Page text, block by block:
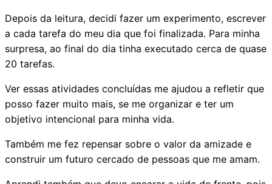
Depois da leitura, decidi fazer um experimento, escrever
a cada tarefa do meu dia que foi finalizada. Para minha
surpresa, ao final do dia tinha executado cerca de quase
20 tarefas.
Ver essas atividades concluídas me ajudou a refletir que
posso fazer muito mais, se me organizar e ter um
objetivo intencional para minha vida.
Também me fez repensar sobre o valor da amizade e
construir um futuro cercado de pessoas que me amam.